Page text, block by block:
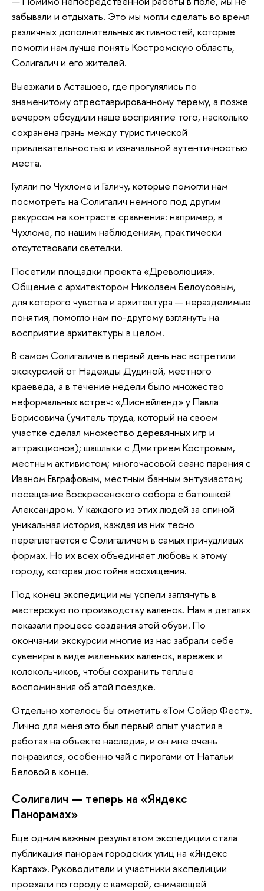
забывали и отдыхать. Это мы могли сделать во время
различных дополнительных активностей, которые
помогли нам лучше понять Костромскую область,
Солигалич и его жителей.
Выезжали в Асташово, где прогулялись по
знаменитому отреставрированному терему, а позже
вечером обсудили наше восприятие того, насколько
сохранена грань между туристической
привлекательностью и изначальной аутентичностью
места.
Гуляли по Чухломе и Галичу, которые помогли нам
посмотреть на Солигалич немного под другим
ракурсом на контрасте сравнения: например, в
Чухломе, по нашим наблюдениям, практически
отсутствовали светелки.
Посетили площадки проекта «Древолюция».
Общение с архитектором Николаем Белоусовым,
для которого чувства и архитектура — неразделимые
понятия, помогло нам по-другому взглянуть на
восприятие архитектуры в целом.
В самом Солигаличе в первый день нас встретили
экскурсией от Надежды Дудиной, местного
краеведа, а в течение недели было множество
неформальных встреч: «Диснейленд» у Павла
Борисовича (учитель труда, который на своем
участке сделал множество деревянных игр и
аттракционов); шашлыки с Дмитрием Костровым,
местным активистом; многочасовой сеанс парения с
Иваном Евграфовым, местным банным энтузиастом;
посещение Воскресенского собора с батюшкой
Александром. У каждого из этих людей за спиной
уникальная история, каждая из них тесно
переплетается с Солигаличем в самых причудливых
формах. Но их всех объединяет любовь к этому
городу, которая достойна восхищения.
Под конец экспедиции мы успели заглянуть в
мастерскую по производству валенок. Нам в деталях
показали процесс создания этой обуви. По
окончании экскурсии многие из нас забрали себе
сувениры в виде маленьких валенок, варежек и
колокольчиков, чтобы сохранить теплые
воспоминания об этой поездке.
Отдельно хотелось бы отметить «Том Сойер Фест».
Лично для меня это был первый опыт участия в
работах на объекте наследия, и он мне очень
понравился, особенно чай с пирогами от Натальи
Беловой в конце.
Солигалич — теперь на «Яндекс
Панорамах»
Еще одним важным результатом экспедиции стала
публикация панорам городских улиц на «Яндекс
Картах». Руководители и участники экспедиции
проехали по городу с камерой, снимающей